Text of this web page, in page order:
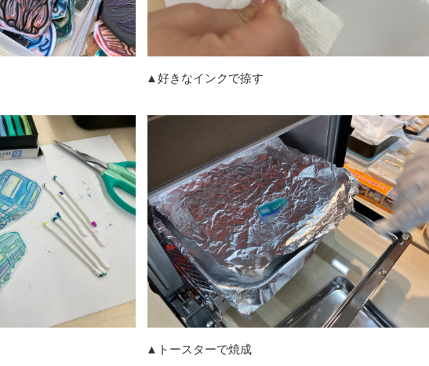
こ ▲好きなインクで捺す
ースターで焼成